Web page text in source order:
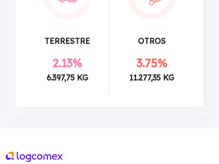
TERRESTRE
2.13%
6.397,75 KG
OTROS
3.75%
11.277,35 KG